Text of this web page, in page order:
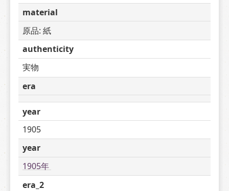
material
原品: 紙
authenticity
実物
era
year
1905
year
1905年
era_2